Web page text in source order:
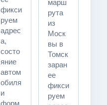
фикси
руем
адрес
а,
состо
яние
автом
обиля
и
форм
марш
рута
из
Моск
вы в
Томск
заран
ее
фикси
руем